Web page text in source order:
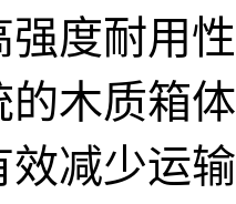
强度耐用
的木质箱
效减少运